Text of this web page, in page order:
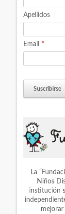
Apellidos
Email *
La
Niños
institución
mejorar